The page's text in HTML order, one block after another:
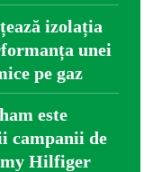
izolația
unei
pe gaz
este
campanii de
Hilfiger